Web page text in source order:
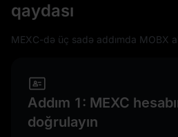
qaydası
MEXC-də üç sadə addımda MOBX
Addım 1: MEXC
doğrulayın